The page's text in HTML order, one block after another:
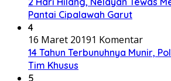
Pantai Cipalawah Garut
4
16 Maret 20191 Komentar
14 Tahun Terbunuhnya Munir,
Tim Khusus
5